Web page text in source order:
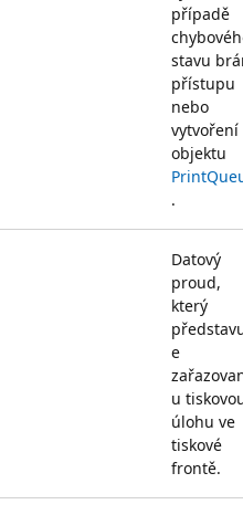
případě
stavu
přístupu
nebo
vytvoření
objektu
.
Datový
proud,
který
e
u
úlohu ve
tiskové
frontě.